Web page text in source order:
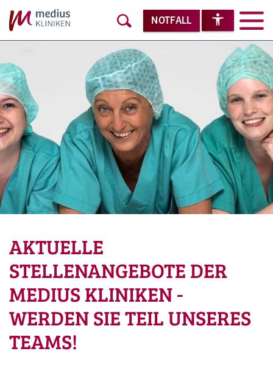
NOTFALL
AKTUELLE
STELLENANGEBOTE DER
MEDIUS KLINIKEN -
WERDEN SIE TEIL UNSERES
TEAMS!